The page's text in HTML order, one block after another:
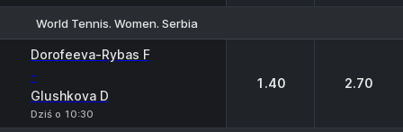
World Tennis. Women. Serbia
Dorofeeva-Rybas F
-
Glushkova D
Dziś o 10:30
1.40 2.70